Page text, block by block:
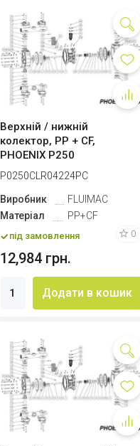
Верхній / нижній
колектор, PP + CF,
PHOENIX P250
P0250CLR04224PC
Виробник
FLUIMAC
Матеріал
PP+CF
під замовлення 0
12,984 грн.
Додати в кошик